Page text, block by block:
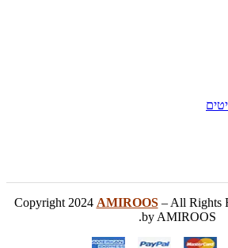
AMIROOS– All Rights
by AMIROOS.